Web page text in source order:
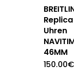
Replica
Uhren
46MM
150.00€